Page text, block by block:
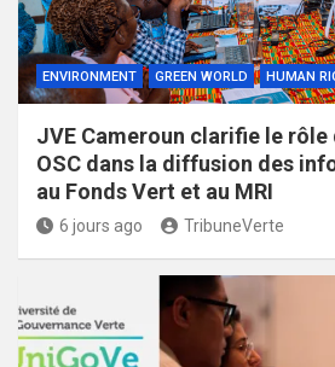
ENVIRONMENT GREEN WORLD HUMAN
JVE Cameroun clarifie le rôle
OSC dans la diffusion des
au Fonds Vert et au MRI
6 jours ago TribuneVerte